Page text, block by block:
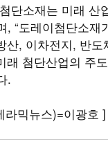
단소재는 미래 산
, “도레이첨단소재
산, 이차전지, 반도
래 첨단산업의 주
.
라믹뉴스)=이광호 ]